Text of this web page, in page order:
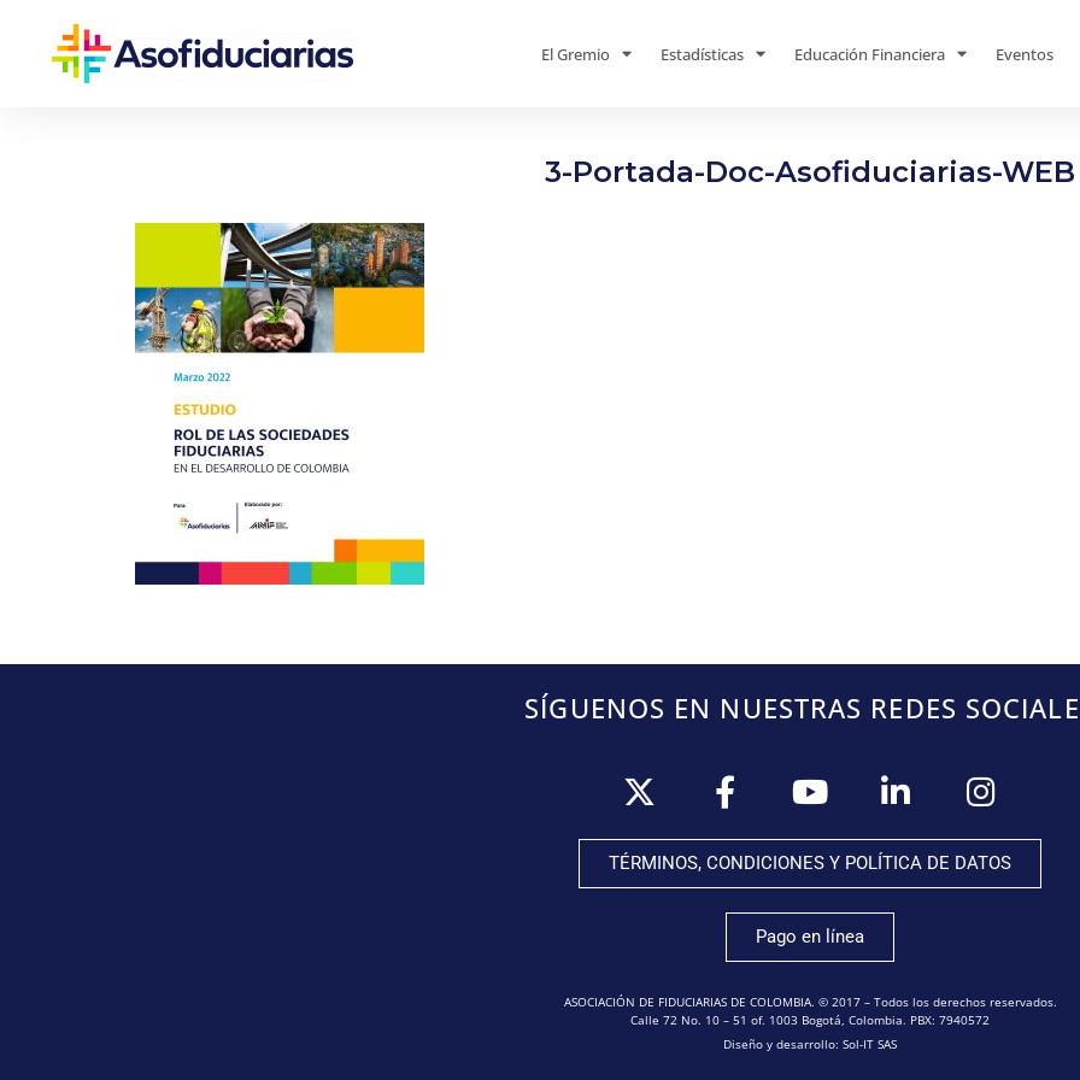
El Gremio Estadísticas Educación Financiera Eventos
3-Portada-Doc-Asofiduciarias-WEB
SÍGUENOS EN NUESTRAS REDES
TÉRMINOS, CONDICIONES Y POLÍTICA DE DATOS
Pago en línea
ASOCIACIÓN DE FIDUCIARIAS DE COLOMBIA. © 2017 – Todos los derechos reservados.
Calle 72 No. 10 – 51 of. 1003 Bogotá, Colombia. PBX: 7940572
Diseño y desarrollo: Sol-IT SAS